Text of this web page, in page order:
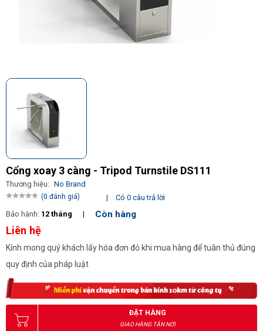
Cổng xoay 3 càng - Tripod Turnstile DS111
Thương hiệu: No Brand
(0 đánh giá) |
Có 0 câu trả lời
Bảo hành: 12 tháng | Còn hàng
Liên hệ
Kính mong quý khách lấy hóa đơn đỏ khi mua hàng để tuân thủ đúng
quy định của pháp luật
ĐẶT HÀNG
GIAO HÀNG TẬN NƠI